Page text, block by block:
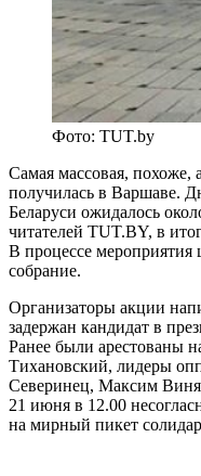
Фото: TUT.by
Самая массовая, похоже,
получилась в Варшаве.
Беларуси ожидалось
читателей TUT.BY, в
В процессе мероприятия
собрание.
Организаторы акции
задержан кандидат в
Ранее были арестованы
Тихановский, лидеры
Северинец, Максим
21 июня в 12.00
на мирный пикет